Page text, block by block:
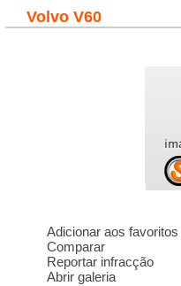
Volvo V60
Adicionar aos favoritos
Comparar
Reportar infracção
Abrir galeria